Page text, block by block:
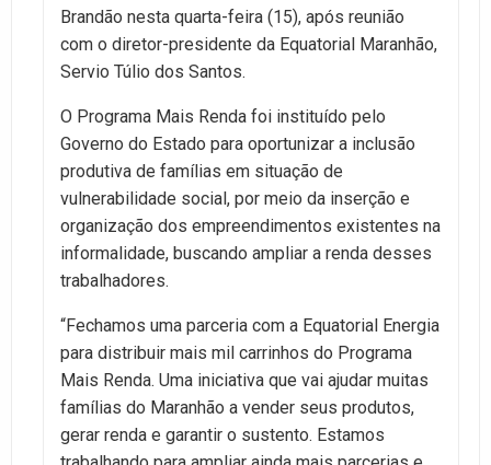
Brandão nesta quarta-feira (15), após reunião
com o diretor-presidente da Equatorial Maranhão,
Servio Túlio dos Santos.
O Programa Mais Renda foi instituído pelo
Governo do Estado para oportunizar a inclusão
produtiva de famílias em situação de
vulnerabilidade social, por meio da inserção e
organização dos empreendimentos existentes na
informalidade, buscando ampliar a renda desses
trabalhadores.
“Fechamos uma parceria com a Equatorial Energia
para distribuir mais mil carrinhos do Programa
Mais Renda. Uma iniciativa que vai ajudar muitas
famílias do Maranhão a vender seus produtos,
gerar renda e garantir o sustento. Estamos